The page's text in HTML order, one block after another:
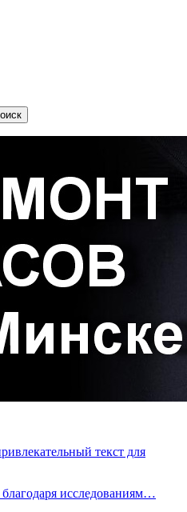
текст для
исследованиям…